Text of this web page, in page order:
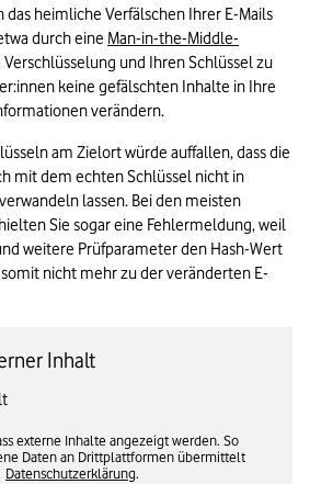
heimliche Verfälschen Ihrer E-Mails
durch eine Man-in-the-Middle-
und Ihren Schlüssel zu
keine gefälschten Inhalte in Ihre
verändern.
am Zielort würde auffallen, dass die
mit dem echten Schlüssel nicht in
lassen. Bei den meisten
Sie sogar eine Fehlermeldung, weil
weitere Prüfparameter den Hash-Wert
nicht mehr zu der veränderten E-
Inhalt
externe Inhalte angezeigt werden. So
Daten an Drittplattformen übermittelt
Datenschutzerklärung.